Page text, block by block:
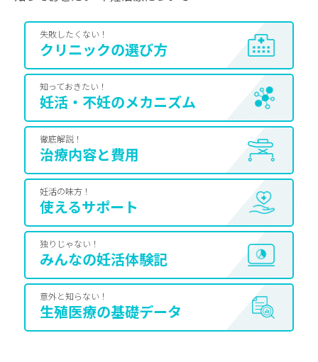
失敗したくない！
クリニックの選び方
知っておきたい！
妊活・不妊のメカニズム
徹底解説！
治療内容と費用
妊活の味方！
使えるサポート
独りじゃない！
みんなの妊活体験記
意外と知らない！
生殖医療の基礎データ